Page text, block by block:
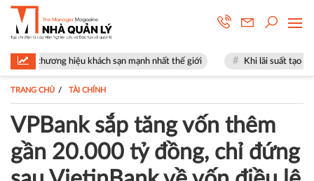
hiệu khách sạn mạnh nhất thế giới Khi lãi suất tạo đỉnh, đừng chọn
TRANG CHỦ TÀI CHÍNH
VPBank sắp tăng vốn thêm
gần 20.000 tỷ đồng, chỉ đứng